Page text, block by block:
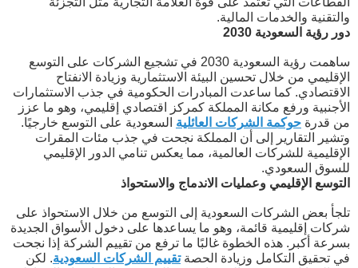
والتقنية والخدمات المالية.
دور رؤية السعودية 2030
ساهمت رؤية السعودية 2030 في تشجيع الشركات على التوسع
الإقليمي من خلال تحسين البيئة الاستثمارية وزيادة الانفتاح
الاقتصادي. كما ساعدت المبادرات الحكومية في جذب الاستثمارات
الأجنبية ورفع مكانة المملكة كمركز اقتصادي إقليمي، وهو ما عزز
من قدرة حوكمة الشركات العائلية السعودية على التوسع خارجيًا.
وتشير التقارير إلى أن المملكة نجحت في جذب مئات المقرات
الإقليمية للشركات العالمية، مما يعكس تنامي الدور الإقليمي
للسوق السعودي.
التوسع الإقليمي وعمليات الاندماج والاستحواذ
تلجأ بعض الشركات السعودية إلى التوسع من خلال الاستحواذ على
شركات إقليمية قائمة، وهو ما يساعدها على دخول الأسواق الجديدة
بسرعة أكبر. هذه الخطوة غالبًا ما ترفع من تقييم الشركة إذا نجحت
في تحقيق التكامل وزيادة الحصةتقييم الشركات السعودية. لكن